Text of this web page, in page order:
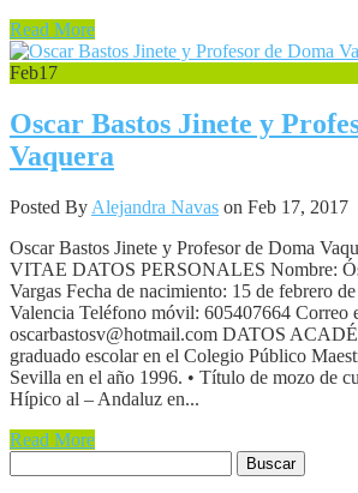
Read More
Feb17
Oscar Bastos Jinete y
Vaquera
Posted By Alejandra Navas on Feb 17, 2017
Oscar Bastos Jinete y Profesor de Doma
VITAE DATOS PERSONALES Nombre:
Vargas Fecha de nacimiento: 15 de febrero
Valencia Teléfono móvil: 605407664 Correo
oscarbastosv@hotmail.com DATOS
graduado escolar en el Colegio Público
Sevilla en el año 1996. • Título de mozo de
Hípico al – Andaluz en...
Read More